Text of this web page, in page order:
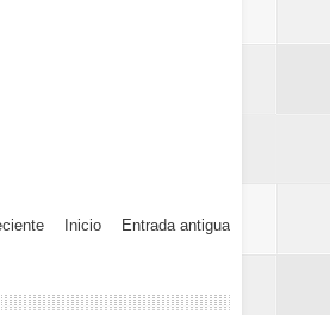
Entrada antigua
Inicio